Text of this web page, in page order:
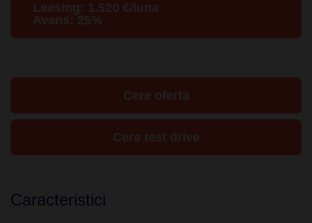
Leasing: 1.520 €/luna
Avans: 25%
Cere oferta
Cere test drive
Caracteristici